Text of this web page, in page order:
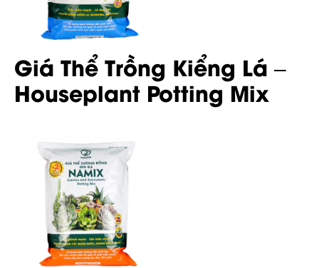
Giá Thể Trồng Kiểng Lá –
Houseplant Potting Mix